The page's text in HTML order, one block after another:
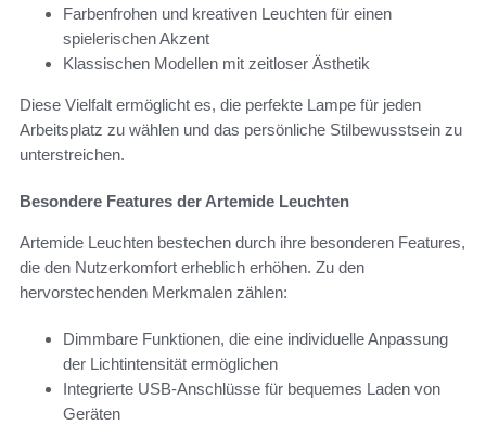
Farbenfrohen und kreativen Leuchten für einen
spielerischen Akzent
Klassischen Modellen mit zeitloser Ästhetik
Diese Vielfalt ermöglicht es, die perfekte Lampe für jeden
Arbeitsplatz zu wählen und das persönliche Stilbewusstsein zu
unterstreichen.
Besondere Features der Artemide Leuchten
Artemide Leuchten bestechen durch ihre besonderen Features,
die den Nutzerkomfort erheblich erhöhen. Zu den
hervorstechenden Merkmalen zählen:
Dimmbare Funktionen, die eine individuelle Anpassung
der Lichtintensität ermöglichen
Integrierte USB-Anschlüsse für bequemes Laden von
Geräten